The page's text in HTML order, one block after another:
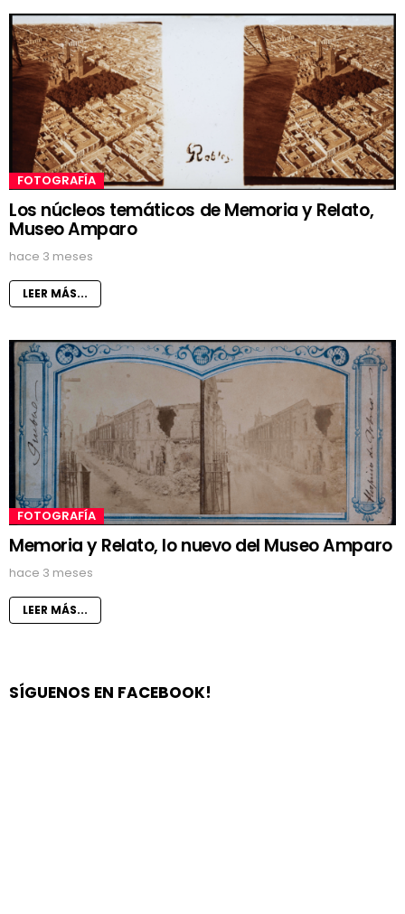
FOTOGRAFÍA
Los núcleos temáticos de Memoria y Relato,
Museo Amparo
hace 3 meses
LEER MÁS...
FOTOGRAFÍA
Memoria y Relato, lo nuevo del Museo Amparo
hace 3 meses
LEER MÁS...
SÍGUENOS EN FACEBOOK!